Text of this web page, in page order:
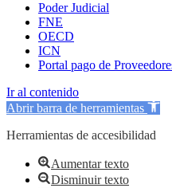
Poder Judicial
FNE
OECD
ICN
Portal pago de
Ir al contenido
Abrir barra de herramientas
Herramientas de accesibilidad
Aumentar texto
Disminuir texto